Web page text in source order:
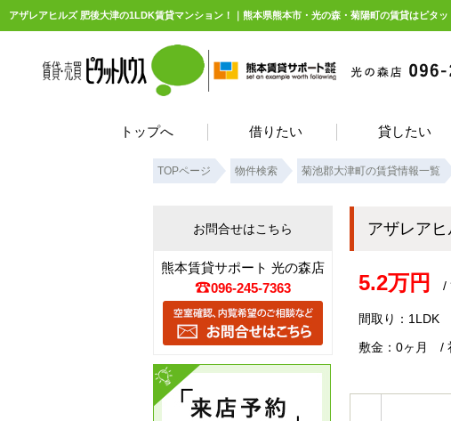
アザレアヒルズ 肥後大津の1LDK賃貸マンション！｜熊本県熊本市・光の森・菊陽町の賃貸はピタ
トップへ 借りたい 貸したい
TOPページ 物件検索 菊池郡大津町の賃貸情報一覧
アザレア
5.2万円 /
間取り：1LDK
敷金：0ヶ月 /
お問合せはこちら
熊本賃貸サポート 光の森店
096-245-7363